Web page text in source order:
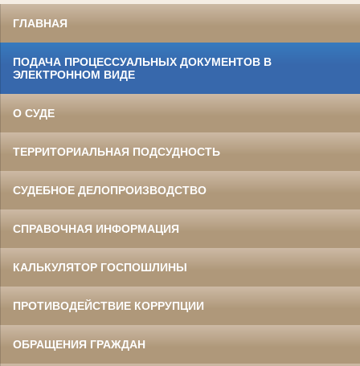
ГЛАВНАЯ
ПОДАЧА ПРОЦЕССУАЛЬНЫХ ДОКУМЕНТОВ В
ЭЛЕКТРОННОМ ВИДЕ
О СУДЕ
ТЕРРИТОРИАЛЬНАЯ ПОДСУДНОСТЬ
СУДЕБНОЕ ДЕЛОПРОИЗВОДСТВО
СПРАВОЧНАЯ ИНФОРМАЦИЯ
КАЛЬКУЛЯТОР ГОСПОШЛИНЫ
ПРОТИВОДЕЙСТВИЕ КОРРУПЦИИ
ОБРАЩЕНИЯ ГРАЖДАН